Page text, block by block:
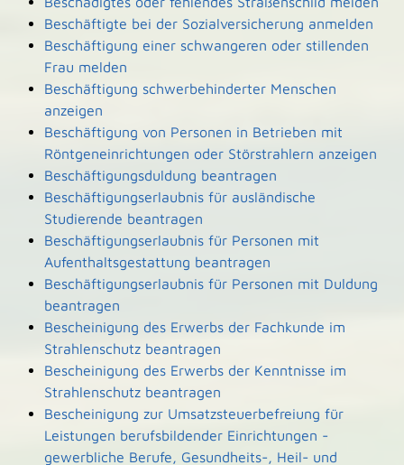
Beschäftigte bei der Sozialversicherung anmelden
Beschäftigung einer schwangeren oder stillenden
Frau melden
Beschäftigung schwerbehinderter Menschen
anzeigen
Beschäftigung von Personen in Betrieben mit
Röntgeneinrichtungen oder Störstrahlern anzeigen
Beschäftigungsduldung beantragen
Beschäftigungserlaubnis für ausländische
Studierende beantragen
Beschäftigungserlaubnis für Personen mit
Aufenthaltsgestattung beantragen
Beschäftigungserlaubnis für Personen mit Duldung
beantragen
Bescheinigung des Erwerbs der Fachkunde im
Strahlenschutz beantragen
Bescheinigung des Erwerbs der Kenntnisse im
Strahlenschutz beantragen
Bescheinigung zur Umsatzsteuerbefreiung für
Leistungen berufsbildender Einrichtungen -
gewerbliche Berufe, Gesundheits-, Heil- und